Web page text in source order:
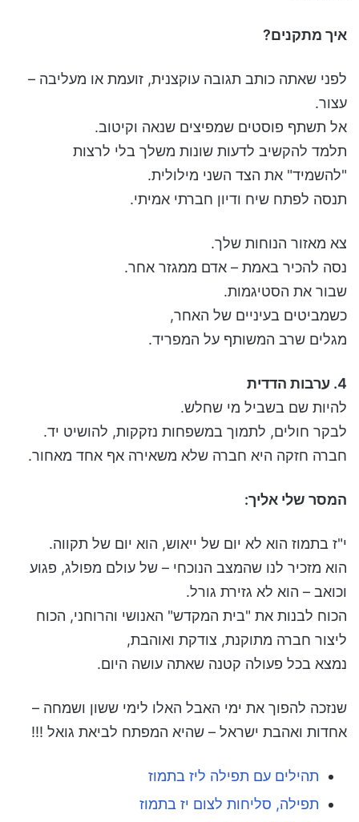
איך מתקנים?
לפני שאתה כותב תגובה עוקצנית, זועמת או מעליבה –
עצור.
אל תשתף פוסטים שמפיצים שנאה וקיטוב.
תלמד להקשיב לדעות שונות משלך בלי לרצות
"להשמיד" את הצד השני מילולית.
תנסה לפתח שיח ודיון חברתי אמיתי.
צא מאזור הנוחות שלך.
נסה להכיר באמת – אדם ממגזר אחר.
שבור את הסטיגמות.
כשמביטים בעיניים של האחר,
מגלים שרב המשותף על המפריד.
4. ערבות הדדית
להיות שם בשביל מי שחלש.
לבקר חולים, לתמוך במשפחות נזקקות, להושיט יד.
חברה חזקה היא חברה שלא משאירה אף אחד מאחור.
המסר שלי אליך:
י"ז בתמוז הוא לא יום של ייאוש, הוא יום של תקווה.
הוא מזכיר לנו שהמצב הנוכחי – של עולם מפולג, פגוע
וכואב – הוא לא גזירת גורל.
הכוח לבנות את "בית המקדש" האנושי והרוחני, הכוח
ליצור חברה מתוקנת, צודקת ואוהבת,
נמצא בכל פעולה קטנה שאתה עושה היום.
שנזכה להפוך את ימי האבל האלו לימי ששון ושמחה –
אחדות ואהבת ישראל – שהיא המפתח לביאת גואל !!!
תהילים עם תפילה ליז בתמוז
תפילה, סליחות לצום יז בתמוז